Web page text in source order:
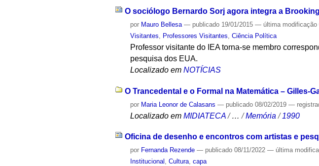
O sociólogo Bernardo Sorj agora integra a
por Mauro Bellesa — publicado 19/01/2015— última modificação
Visitantes
Professores Visitantes ,Ciência Política
Professor visitante do IEA torna-se membro
pesquisa dos EUA.
Localizado em NOTÍCIAS
O Trancedental e o Formal na Matemática – Gilles-
por Maria Leonor de Calasans — publicado 08/02/2019—
Localizado em MIDIATECA /…/Memória /1990
Oficina de desenho e encontros com artistas e
por Fernanda Rezende — publicado 08/11/2022— última
Institucional ,Cultura,capa